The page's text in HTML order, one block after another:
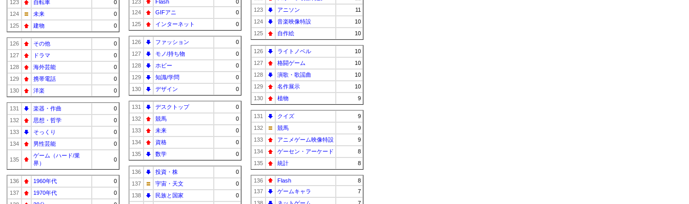
123
自転車
0
124
未来
0
125
建物 0
126 その他
0
127
ドラマ
0
128
海外芸能
0
129
携帯電話
0
130
洋楽 0
131 楽器・作曲
0
132
思想・哲学
0
133
そっくり
0
134
男性芸能 0
135
ゲーム（ハード/業
界）
0
136 1960年代
0
137
1970年代
0
123
Flash
0
124
GIFアニ
0
125
インターネット 0
126 ファッション
0
127
モノ/持ち物
0
128
ホビー
0
129
知識/学問
0
130
デザイン 0
131 デスクトップ
0
132
競馬
0
133
未来
0
134
資格
0
135
数学 0
136 投資・株
0
137
宇宙・天文
0
138
民族と国家 0
123
アニソン
11
124
音楽映像特設
10
125
自作絵 10
126 ライトノベル
10
127
格闘ゲーム
10
128
演歌・歌謡曲
10
129
名作展示
10
130
植物 9
131 クイズ
9
132
競馬
9
133
アニメゲーム映像特設
9
134
ゲーセン・アーケード
8
135
統計 8
136 Flash
8
137
ゲームキャラ
7